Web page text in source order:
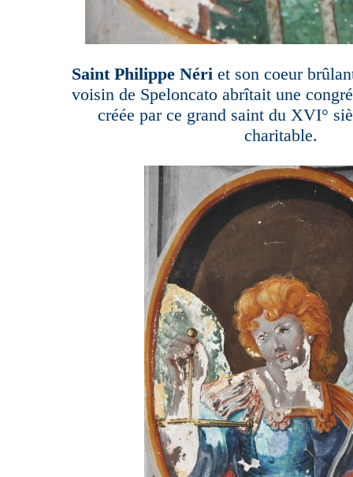
Saint Philippe Néri et son coeur
voisin de Speloncato abrîtait une
créée par ce grand saint du XVI°
charitable.